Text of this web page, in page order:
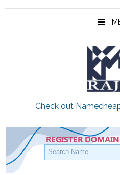
Skip
Skip
Skip
Check out